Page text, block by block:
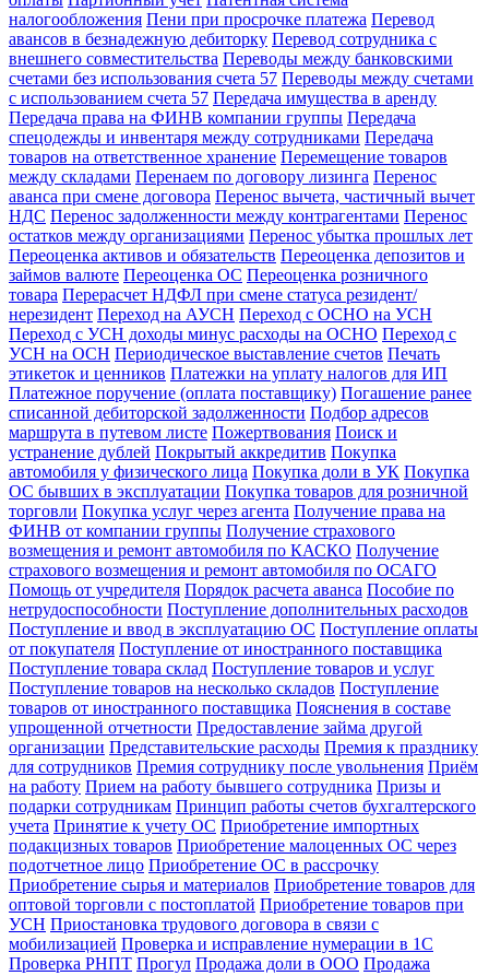
налогообложения Пени при просрочке платежа Перевод
авансов в безнадежную дебиторку Перевод сотрудника с
внешнего совместительства Переводы между банковскими
счетами без использования счета 57 Переводы между счетами
с использованием счета 57 Передача имущества в аренду
Передача права на ФИНВ компании группы Передача
спецодежды и инвентаря между сотрудниками Передача
товаров на ответственное хранение Перемещение товаров
между складами Перенаем по договору лизинга Перенос
аванса при смене договора Перенос вычета, частичный вычет
НДС Перенос задолженности между контрагентами Перенос
остатков между организациями Перенос убытка прошлых лет
Переоценка активов и обязательств Переоценка депозитов и
займов валюте Переоценка ОС Переоценка розничного
товара Перерасчет НДФЛ при смене статуса резидент/
нерезидент Переход на АУСН Переход с ОСНО на УСН
Переход с УСН доходы минус расходы на ОСНО Переход с
УСН на ОСН Периодическое выставление счетов Печать
этикеток и ценников Платежки на уплату налогов для ИП
Платежное поручение (оплата поставщику) Погашение ранее
списанной дебиторской задолженности Подбор адресов
маршрута в путевом листе Пожертвования Поиск и
устранение дублей Покрытый аккредитив Покупка
автомобиля у физического лица Покупка доли в УК Покупка
ОС бывших в эксплуатации Покупка товаров для розничной
торговли Покупка услуг через агента Получение права на
ФИНВ от компании группы Получение страхового
возмещения и ремонт автомобиля по КАСКО Получение
страхового возмещения и ремонт автомобиля по ОСАГО
Помощь от учредителя Порядок расчета аванса Пособие по
нетрудоспособности Поступление дополнительных расходов
Поступление и ввод в эксплуатацию ОС Поступление оплаты
от покупателя Поступление от иностранного поставщика
Поступление товара склад Поступление товаров и услуг
Поступление товаров на несколько складов Поступление
товаров от иностранного поставщика Пояснения в составе
упрощенной отчетности Предоставление займа другой
организации Представительские расходы Премия к празднику
для сотрудников Премия сотруднику после увольнения Приём
на работу Прием на работу бывшего сотрудника Призы и
подарки сотрудникам Принцип работы счетов бухгалтерского
учета Принятие к учету ОС Приобретение импортных
подакцизных товаров Приобретение малоценных ОС через
подотчетное лицо Приобретение ОС в рассрочку
Приобретение сырья и материалов Приобретение товаров для
оптовой торговли с постоплатой Приобретение товаров при
УСН Приостановка трудового договора в связи с
мобилизацией Проверка и исправление нумерации в 1С
Проверка РНПТ Прогул Продажа доли в ООО Продажа